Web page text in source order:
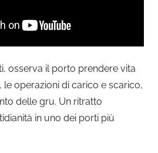
osserva il porto prendere vita
le operazioni di carico e scarico,
delle gru. Un ritratto
in uno dei porti più